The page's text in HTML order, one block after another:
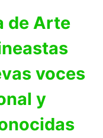
de Arte
voces
y